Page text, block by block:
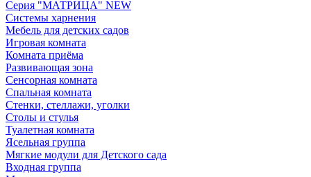
Серия "МАТРИЦА" NEW
Системы харнения
Мебель для детских садов
Игровая комната
Комната приёма
Развивающая зона
Сенсорная комната
Спальная комната
Стенки, стеллажи, уголки
Столы и стулья
Туалетная комната
Ясельная группа
Мягкие модули для Детского сада
Входная группа